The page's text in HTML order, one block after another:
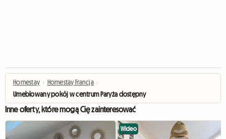
Homestay › Homestay Francja ›
Umeblowany pokój w centrum Paryża dostępny na okres od 5 do 9 miesięcy
Inne oferty, które mogą Cię zainteresować
Wideo